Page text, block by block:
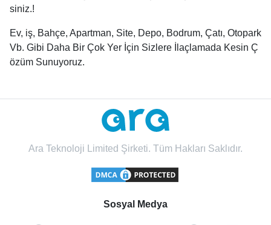
siniz.!
Ev, iş, Bahçe, Apartman, Site, Depo, Bodrum, Çatı, Otopark
Vb. Gibi Daha Bir Çok Yer İçin Sizlere İlaçlamada Kesin Ç
özüm Sunuyoruz.
Ara Teknoloji Limited Şirketi. Tüm Hakları Saklıdır.
Sosyal Medya